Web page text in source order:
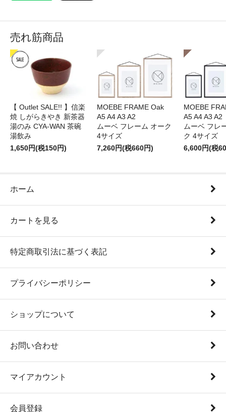
売れ筋商品
【 Outlet SALE!! 】信楽
焼 しがらきやき 新茶器
湯のみ CYA-WAN 茶碗
湯飲み
1,650円(税150円)
MOEBE FRAME Oak
A5 A4 A3 A2
ムーベ フレーム オーク
4サイズ
7,260円(税660円)
MOEBE
A5 A4 A3 A2
ムーベ フレ
ク 4サイズ
6,600円(税
ホーム
カートを見る
特定商取引法に基づく表記
プライバシーポリシー
ショップについて
お問い合わせ
マイアカウント
会員登録